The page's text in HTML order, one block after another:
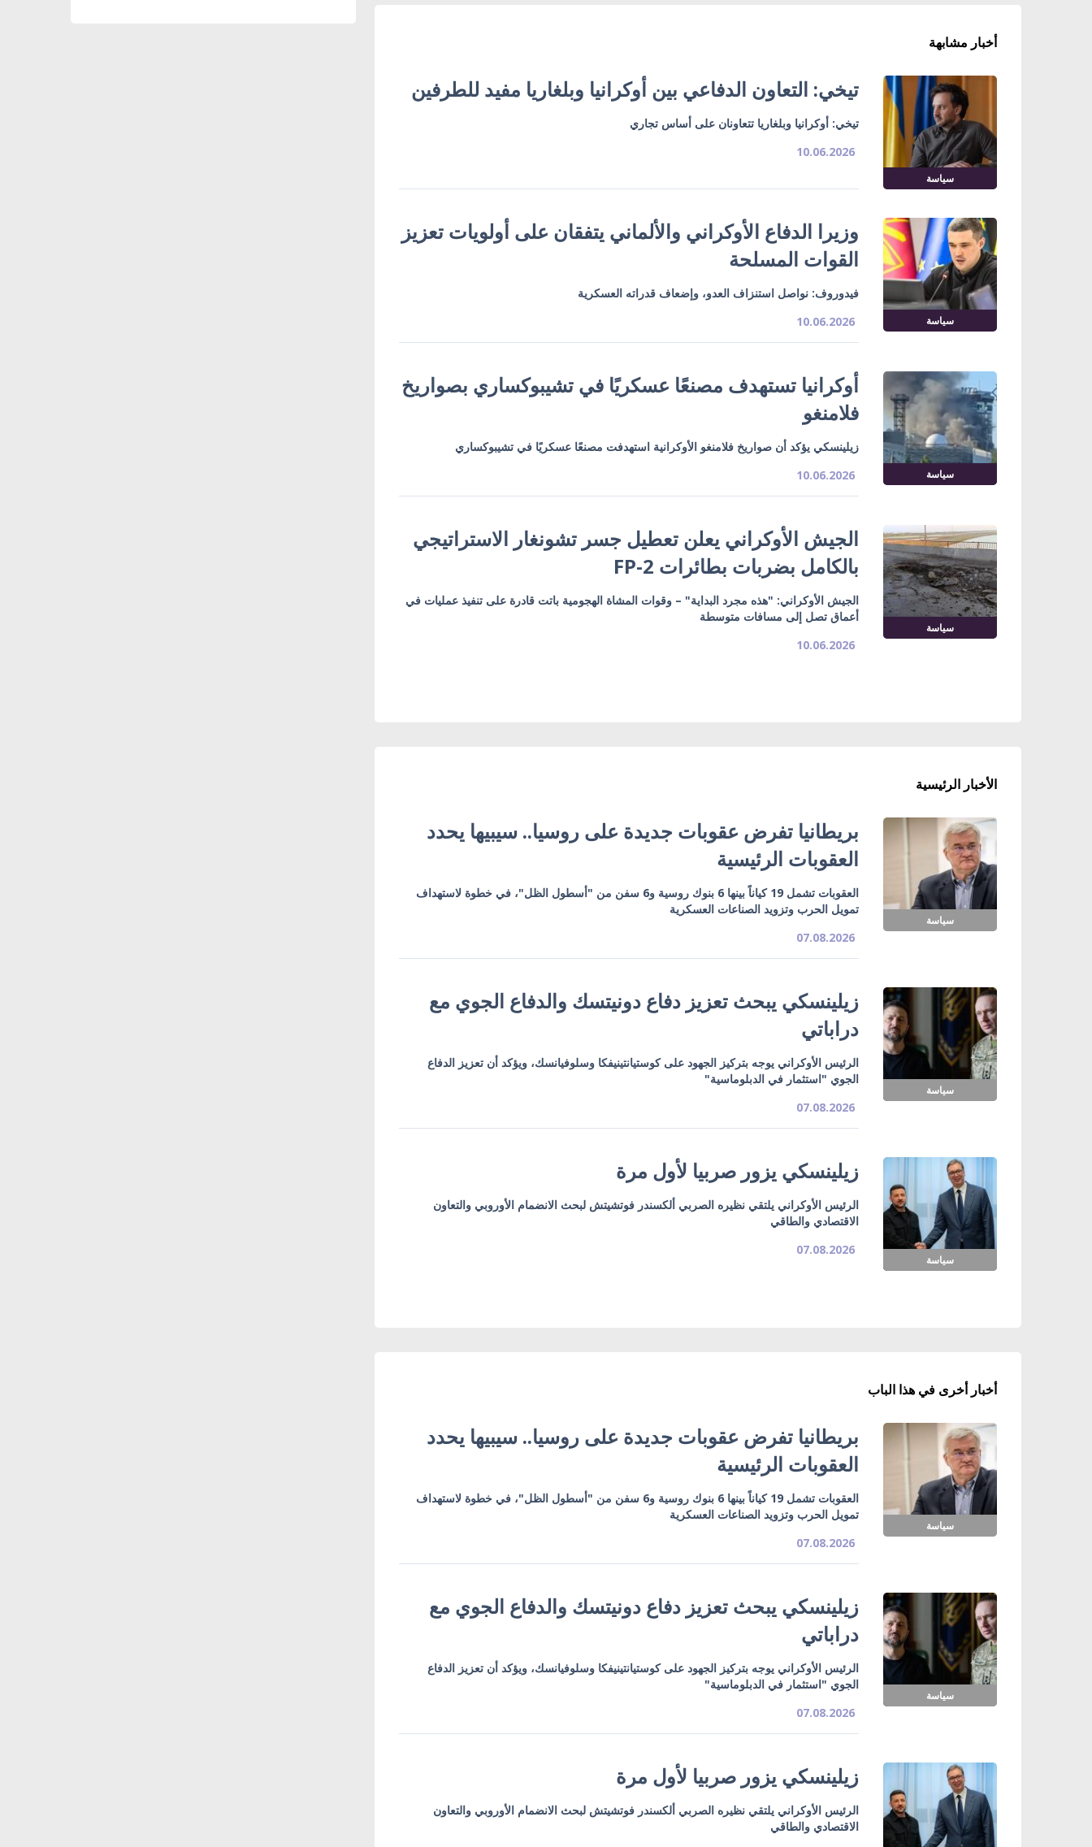
أخبار مشابهة
سياسة
تيخي: التعاون الدفاعي بين أوكرانيا وبلغاريا مفيد للطرفين
تيخي: أوكرانيا وبلغاريا تتعاونان على أساس تجاري
10.06.2026
سياسة
وزيرا الدفاع الأوكراني والألماني يتفقان على أولويات تعزيز
القوات المسلحة
فيدوروف: نواصل استنزاف العدو، وإضعاف قدراته العسكرية
10.06.2026
سياسة
أوكرانيا تستهدف مصنعًا عسكريًا في تشيبوكساري بصواريخ
فلامنغو
زيلينسكي يؤكد أن صواريخ فلامنغو الأوكرانية استهدفت مصنعًا عسكريًا في تشيبوكساري
10.06.2026
سياسة
الجيش الأوكراني يعلن تعطيل جسر تشونغار الاستراتيجي
بالكامل بضربات بطائرات FP-2
الجيش الأوكراني: "هذه مجرد البداية" – وقوات المشاة الهجومية باتت قادرة على تنفيذ عمليات في
أعماق تصل إلى مسافات متوسطة
10.06.2026
الأخبار الرئيسية
سياسة
بريطانيا تفرض عقوبات جديدة على روسيا.. سيبيها يحدد
العقوبات الرئيسية
العقوبات تشمل 19 كياناً بينها 6 بنوك روسية و6 سفن من "أسطول الظل"، في خطوة لاستهداف
تمويل الحرب وتزويد الصناعات العسكرية
07.08.2026
سياسة
زيلينسكي يبحث تعزيز دفاع دونيتسك والدفاع الجوي مع
دراباتي
الرئيس الأوكراني يوجه بتركيز الجهود على كوستيانتينيفكا وسلوفيانسك، ويؤكد أن تعزيز الدفاع
الجوي "استثمار في الدبلوماسية"
07.08.2026
سياسة
زيلينسكي يزور صربيا لأول مرة
الرئيس الأوكراني يلتقي نظيره الصربي ألكسندر فوتشيتش لبحث الانضمام الأوروبي والتعاون
الاقتصادي والطاقي
07.08.2026
أخبار أخرى في هذا الباب
سياسة
بريطانيا تفرض عقوبات جديدة على روسيا.. سيبيها يحدد
العقوبات الرئيسية
العقوبات تشمل 19 كياناً بينها 6 بنوك روسية و6 سفن من "أسطول الظل"، في خطوة لاستهداف
تمويل الحرب وتزويد الصناعات العسكرية
07.08.2026
سياسة
زيلينسكي يبحث تعزيز دفاع دونيتسك والدفاع الجوي مع
دراباتي
الرئيس الأوكراني يوجه بتركيز الجهود على كوستيانتينيفكا وسلوفيانسك، ويؤكد أن تعزيز الدفاع
الجوي "استثمار في الدبلوماسية"
07.08.2026
زيلينسكي يزور صربيا لأول مرة
الرئيس الأوكراني يلتقي نظيره الصربي ألكسندر فوتشيتش لبحث الانضمام الأوروبي والتعاون
الاقتصادي والطاقي